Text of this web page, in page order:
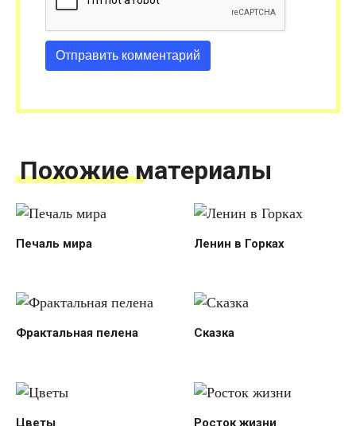
Похожие материалы
Печаль мира Ленин в Горках
Фрактальная пелена Сказка
Цветы Росток жизни